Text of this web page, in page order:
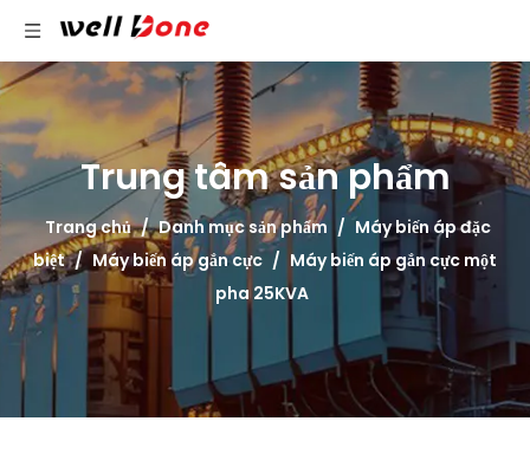
Trung tâm sản phẩm
Trang chủ / Danh mục sản phẩm / Máy biến áp đặc
biệt / Máy biến áp gắn cực / Máy biến áp gắn cực một
pha 25KVA